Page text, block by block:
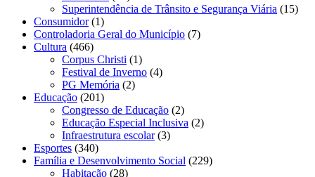
Superintendência de Trânsito e Segurança Viária (15)
Consumidor(1)
Controladoria Geral do Município (7)
Cultura (466)
Corpus Christi (1)
Festival de Inverno (4)
PG Memória (2)
Educação (201)
Congresso de Educação (2)
Educação Especial Inclusiva (2)
Infraestrutura escolar(3)
Esportes (340)
Família e Desenvolvimento Social (229)
Habitação (28)